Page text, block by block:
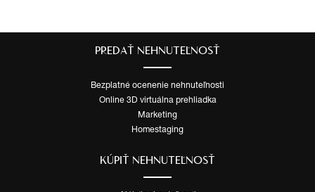
PREDAŤ NEHNUTEĽNOSŤ
Bezplatné ocenenie nehnuteľnosti
Online 3D virtuálna prehliadka
Marketing
Homestaging
KÚPIŤ NEHNUTEĽNOSŤ